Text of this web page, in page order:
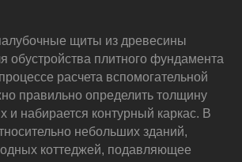
щиты из древесины
обустройства плитного фундамента
расчета вспомогательной
правильно определить толщину
и набирается контурный каркас. В
небольших зданий,
коттеджей, подавляющее